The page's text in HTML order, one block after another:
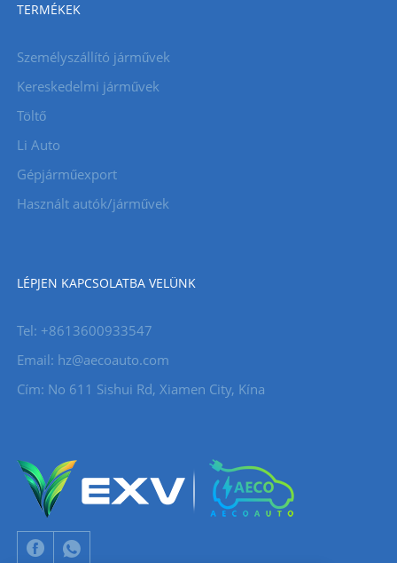
TERMÉKEK
Személyszállító járművek
Kereskedelmi járművek
Töltő
Li Auto
Gépjárműexport
Használt autók/járművek
LÉPJEN KAPCSOLATBA VELÜNK
Tel: +8613600933547
Email: hz@aecoauto.com
Cím: No 611 Sishui Rd, Xiamen City, Kína